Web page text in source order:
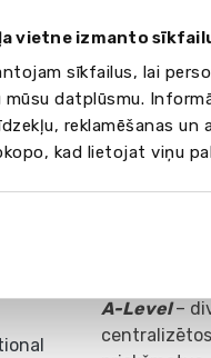
vietne izmanto
sīkfailus, lai
mūsu datplūsmu.
reklamēšanas
kad lietojat viņu
vienā
un
Engagers
Šī
koledžā A-
diezgan
A-Level–